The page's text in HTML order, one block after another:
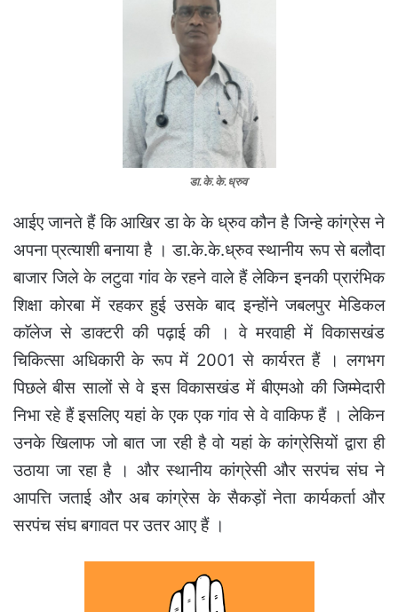
डा.के.के.ध्रुव
आईए जानते हैं कि आखिर डा के के ध्रुव कौन है जिन्हे कांग्रेस ने
अपना प्रत्याशी बनाया है । डा.के.के.ध्रुव स्थानीय रूप से बलौदा
बाजार जिले के लटुवा गांव के रहने वाले हैं लेकिन इनकी प्रारंभिक
शिक्षा कोरबा में रहकर हुई उसके बाद इन्होंने जबलपुर मेडिकल
काॅलेज से डाक्टरी की पढ़ाई की । वे मरवाही में विकासखंड
चिकित्सा अधिकारी के रूप में 2001 से कार्यरत हैं । लगभग
पिछले बीस सालों से वे इस विकासखंड में बीएमओ की जिम्मेदारी
निभा रहे हैं इसलिए यहां के एक एक गांव से वे वाकिफ हैं । लेकिन
उनके खिलाफ जो बात जा रही है वो यहां के कांग्रेसियों द्वारा ही
उठाया जा रहा है । और स्थानीय कांग्रेसी और सरपंच संघ ने
आपत्ति जताई और अब कांग्रेस के सैकड़ों नेता कार्यकर्ता और
सरपंच संघ बगावत पर उतर आए हैं ।